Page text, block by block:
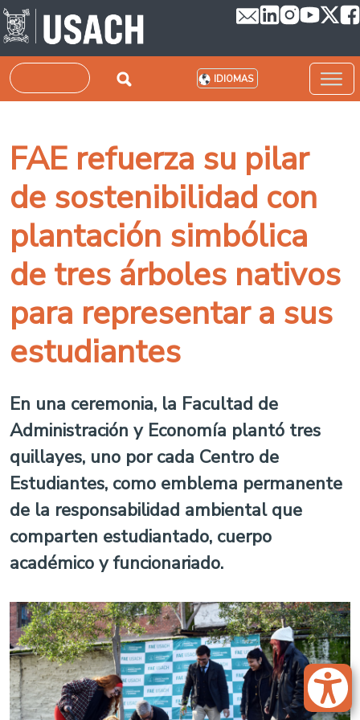
Pasar al contenido principal
Buscar IDIOMAS
FAE refuerza su pilar
de sostenibilidad con
plantación simbólica
de tres árboles nativos
para representar a sus
estudiantes
En una ceremonia, la Facultad de
Administración y Economía plantó tres
quillayes, uno por cada Centro de
Estudiantes, como emblema permanente
de la responsabilidad ambiental que
comparten estudiantado, cuerpo
académico y funcionariado.